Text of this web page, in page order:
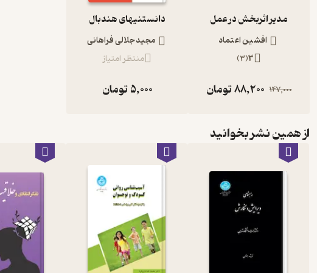
مدیر اثربخش در عمل
افشین اعتماد
3
(
3
)
147,000
88,200تومان
دانستنیهای هندبال
مجید جلالی فراهانی
منتظر امتیاز
5,000تومان
از همین نشر بخوانید